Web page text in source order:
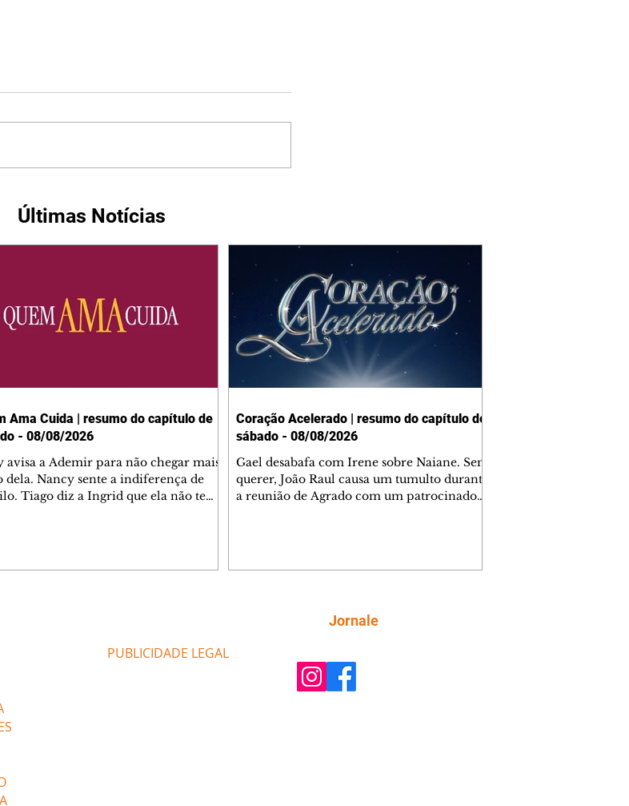
Últimas Notícias
Ama Cuida | resumo do capítulo de
- 08/08/2026
avisa a Ademir para não chegar mais
dela. Nancy sente a indiferença de
Tiago diz a Ingrid que ela não tem
feliz trabalhando no restaurante de
Coração Acelerado | resumo do capítulo de
sábado - 08/08/2026
Gael desabafa com Irene sobre Naiane. Sem
querer, João Raul causa um tumulto durante
a reunião de Agrado com um patrocinador.
inventa para Agrado que não está
conseguindo conviver com seu sucesso, e
PUBLICIDADE LEGAL
Jornale